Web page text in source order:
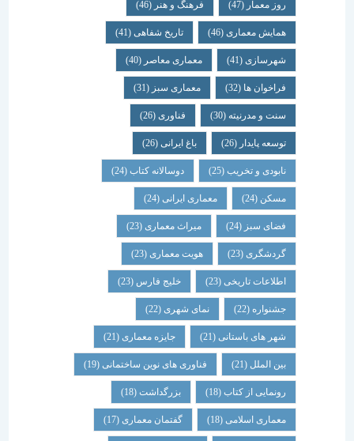
روز معمار (47) فرهنگ و هنر(46)
همایش معماری (46) تاریخ شفاهی(41)
شهرسازی(41) معماری معاصر (40)
فراخوان ها(32) معماری سبز(31)
سنت و مدرنیته (30) فناوری
توسعه پایدار(26) باغ ایرانی (26)
نابودی و تخریب(25) دوسالانه کتاب(24)
معماری ایرانی(24)
فضای سبز(24) میراث معماری(23)
گردشگری(23) هویت معماری(23)
اطلاعات تاریخی(23) خلیج فارس(23)
(22) نمای شهری(22)
شهر های باستانی(21) جایزه معماری(21)
(21) فناوری های نوین ساختمانی(19)
رونمایی از کتاب(18) بزرگداشت(18)
معماری اسلامی(18) گفتمان معماری(17)